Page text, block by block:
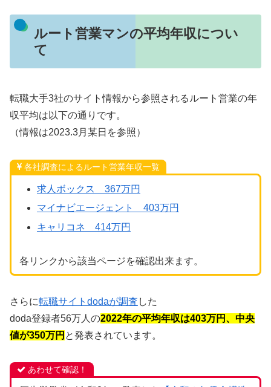
ルート営業マンの平均年収につい
て
転職大手3社のサイト情報から参照されるルート営業の年
収平均は以下の通りです。
（情報は2023.3月某日を参照）
各社調査によるルート営業年収一覧
求人ボックス 367万円
マイナビエージェント 403万円
キャリコネ 414万円
各リンクから該当ページを確認出来ます。
さらに転職サイトdodaが調査 した
doda登録者56万人の2022年の平均年収は403万円、中央
値が350万円 と発表されています。
あわせて確認！